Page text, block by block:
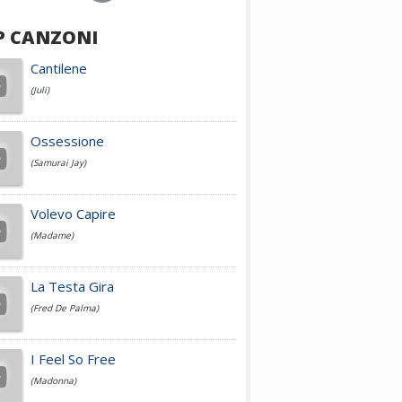
Achille Lauro
Cesare Cremonini
Jovanotti
Fedez
Simone Cristicchi
CANZONI
Cantilene
(Juli)
Ossessione
(Samurai Jay)
Volevo Capire
(Madame)
La Testa Gira
(Fred De Palma)
I Feel So Free
(Madonna)